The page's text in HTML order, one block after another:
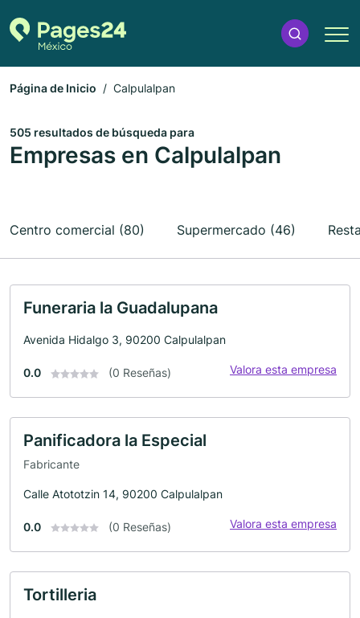
Página de Inicio Calpulalpan
505 resultados de búsqueda para
Empresas en Calpulalpan
Centro comercial (80) Supermercado (46)
Funeraria la Guadalupana
Avenida Hidalgo 3, 90200 Calpulalpan
0.0 (0 Reseñas) Valora esta empresa
Panificadora la Especial
Fabricante
Calle Atototzin 14, 90200 Calpulalpan
0.0 (0 Reseñas) Valora esta empresa
Tortilleria